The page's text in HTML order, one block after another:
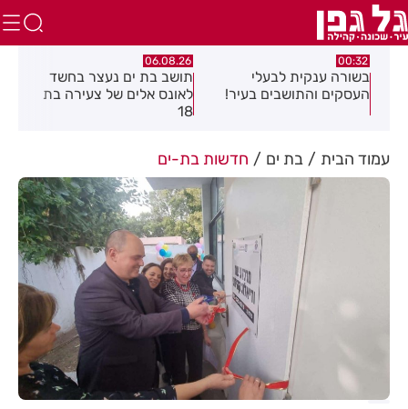
06.08.26
תושב בת ים נעצר בחשד
לאונס אלים של צעירה בת
06.08.26
חולון תקבל 2.5 מיליון
שקלים להפחתת זיהום
האוויר מתחבורה
עמוד הבית בת ים חדשות בת-ים